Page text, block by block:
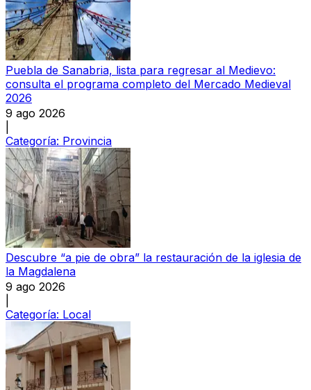
Puebla de Sanabria, lista para regresar al Medievo:
consulta el programa completo del Mercado Medieval
2026
9 ago 2026
Categoría: Provincia
Descubre “a pie de obra” la restauración de la iglesia de
la Magdalena
9 ago 2026
Categoría: Local